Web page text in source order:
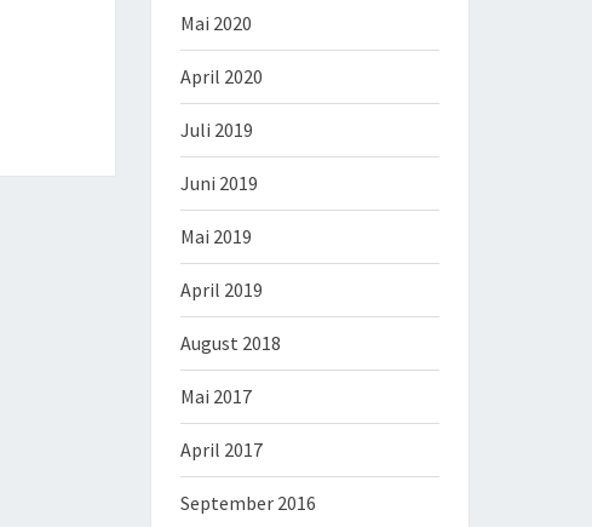
Mai 2020
April 2020
Juli 2019
Juni 2019
Mai 2019
April 2019
August 2018
Mai 2017
April 2017
September 2016